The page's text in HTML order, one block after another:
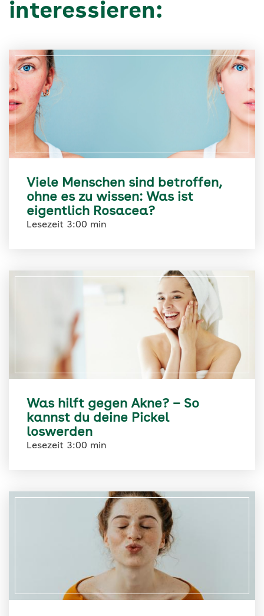
interessieren:
Viele Menschen sind betroffen,
ohne es zu wissen: Was ist
eigentlich Rosacea?
Lesezeit 3:00 min
Was hilft gegen Akne? – So
kannst du deine Pickel
loswerden
Lesezeit 3:00 min